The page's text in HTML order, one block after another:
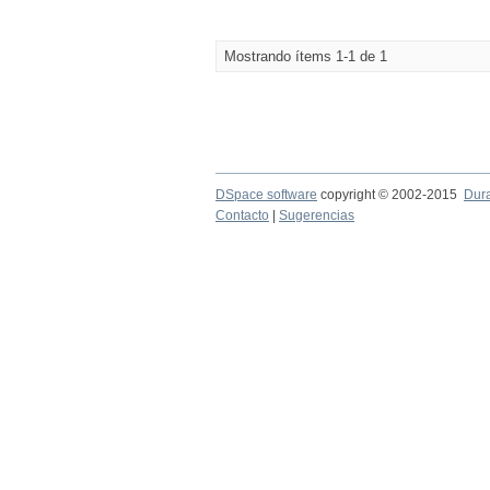
Mostrando ítems 1-1 de 1
DSpace software copyright © 2002-2015
Contacto
Sugerencias